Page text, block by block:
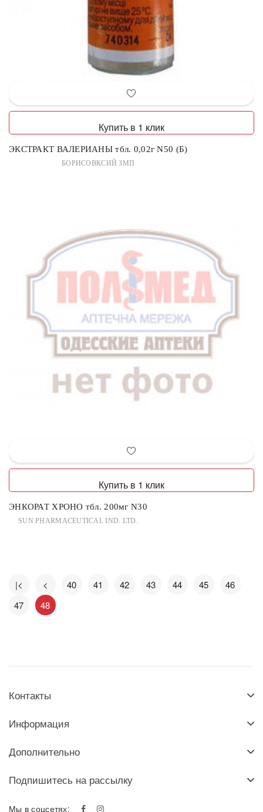
Купить в 1 клик
ЭКСТРАКТ ВАЛЕРИАНЫ тбл. 0,02г N50 (Б)
БОРИСОВКСИЙ ЗМП
Купить в 1 клик
ЭНКОРАТ ХРОНО тбл. 200мг N30
SUN PHARMACEUTICAL IND. LTD.
|< < 40 41 42 43 44 45
46
47
48
Контакты
Информация
Дополнительно
Подпишитесь на рассылку
Мы в соцсетях: